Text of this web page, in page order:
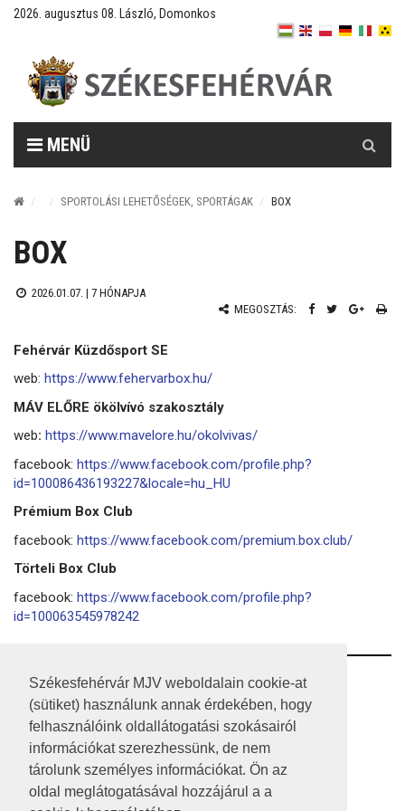
Székesfehérvár MJV weboldalain cookie-at
(sütiket) használunk annak érdekében, hogy
felhasználóink oldallátogatási szokásairól
információkat szerezhessünk, de nem
tárolunk személyes információkat. Ön az
oldal meglátogatásával hozzájárul a a
2026. augusztus 08. László, Domonkos
MENÜ
SPORTOLÁSI LEHETŐSÉGEK, SPORTÁGAK BOX
BOX
2026.01.07. | 7 HÓNAPJA
MEGOSZTÁS:
Fehérvár Küzdősport SE
web: https://www.fehervarbox.hu/
MÁV ELŐRE ökölvívó szakosztály
web: https://www.mavelore.hu/okolvivas/
facebook: https://www.facebook.com/profile.php?
id=100086436193227&locale=hu_HU
Prémium Box Club
facebook: https://www.facebook.com/premium.box.club/
Törteli Box Club
facebook: https://www.facebook.com/profile.php?
id=100063545978242
RSS
A HONLAP 2017.03.31-I ÁLLAPOTA
JOGI NYILATKOZAT
IMPRESSZUM